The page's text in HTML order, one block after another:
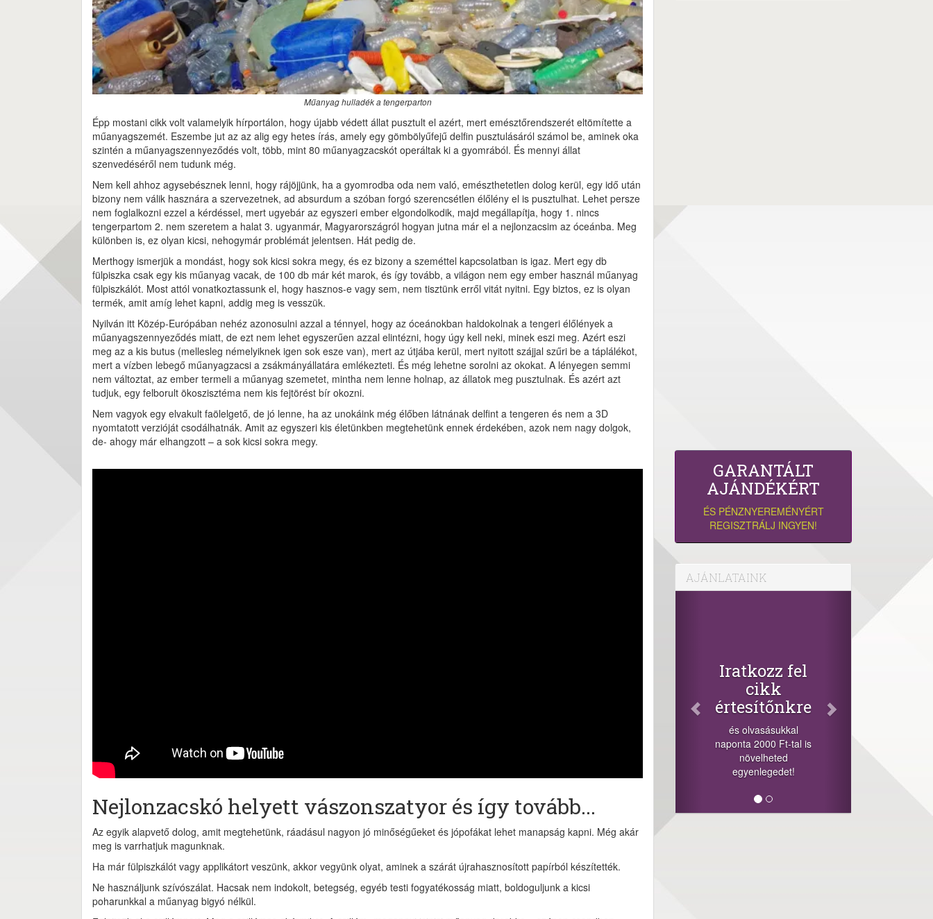
Műanyag hulladék a tengerparton
Épp mostani cikk volt valamelyik hírportálon, hogy újabb védett állat pusztult el azért, mert emésztőrendszerét eltömítette a
műanyagszemét. Eszembe jut az az alig egy hetes írás, amely egy gömbölyűfejű delfin pusztulásáról számol be, aminek oka
szintén a műanyagszennyeződés volt, több, mint 80 műanyagzacskót operáltak ki a gyomrából. És mennyi állat
szenvedéséről nem tudunk még.
Nem kell ahhoz agysebésznek lenni, hogy rájöjjünk, ha a gyomrodba oda nem való, emészthetetlen dolog kerül, egy idő után
bizony nem válik hasznára a szervezetnek, ad absurdum a szóban forgó szerencsétlen élőlény el is pusztulhat. Lehet persze
nem foglalkozni ezzel a kérdéssel, mert ugyebár az egyszeri ember elgondolkodik, majd megállapítja, hogy 1. nincs
tengerpartom 2. nem szeretem a halat 3. ugyanmár, Magyarországról hogyan jutna már el a nejlonzacsim az óceánba. Meg
különben is, ez olyan kicsi, nehogymár problémát jelentsen. Hát pedig de.
Merthogy ismerjük a mondást, hogy sok kicsi sokra megy, és ez bizony a szeméttel kapcsolatban is igaz. Mert egy db
fülpiszka csak egy kis műanyag vacak, de 100 db már két marok, és így tovább, a világon nem egy ember használ műanyag
fülpiszkálót. Most attól vonatkoztassunk el, hogy hasznos-e vagy sem, nem tisztünk erről vitát nyitni. Egy biztos, ez is olyan
termék, amit amíg lehet kapni, addig meg is vesszük.
Nyilván itt Közép-Európában nehéz azonosulni azzal a ténnyel, hogy az óceánokban haldokolnak a tengeri élőlények a
műanyagszennyeződés miatt, de ezt nem lehet egyszerűen azzal elintézni, hogy úgy kell neki, minek eszi meg. Azért eszi
meg az a kis butus (mellesleg némelyiknek igen sok esze van), mert az útjába kerül, mert nyitott szájjal szűri be a táplálékot,
mert a vízben lebegő műanyagzacsi a zsákmányállatára emlékezteti. És még lehetne sorolni az okokat. A lényegen semmi
nem változtat, az ember termeli a műanyag szemetet, mintha nem lenne holnap, az állatok meg pusztulnak. És azért azt
tudjuk, egy felborult ökoszisztéma nem kis fejtörést bír okozni.
Nem vagyok egy elvakult faölelgető, de jó lenne, ha az unokáink még élőben látnának delfint a tengeren és nem a 3D
nyomtatott verzióját csodálhatnák. Amit az egyszeri kis életünkben megtehetünk ennek érdekében, azok nem nagy dolgok,
de- ahogy már elhangzott – a sok kicsi sokra megy.
Nejlonzacskó helyett vászonszatyor és így tovább...
Az egyik alapvető dolog, amit megtehetünk, ráadásul nagyon jó minőségűeket és jópofákat lehet manapság kapni. Még akár
meg is varrhatjuk magunknak.
Ha már fülpiszkálót vagy applikátort veszünk, akkor vegyünk olyat, aminek a szárát újrahasznosított papírból készítették.
Ne használjunk szívószálat. Hacsak nem indokolt, betegség, egyéb testi fogyatékosság miatt, boldoguljunk a kicsi
poharunkkal a műanyag bigyó nélkül.
GARANTÁLT
AJÁNDÉKÉRT
ÉS PÉNZNYEREMÉNYÉRT
REGISZTRÁLJ INGYEN!
AJÁNLATAINK
+1.000.000 Ft...
-nyeremény növelés jár
a szerencsésnek a
sorsolás napján! A
cikkek alján találsz
megosztási
lehetőséget. Lájkolj is
minket!